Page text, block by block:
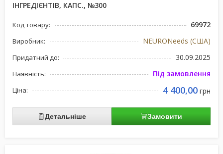
ІНГРЕДІЄНТІВ, КАПС., №300
Код товару: 69972
Виробник: NEURONeeds (США)
Придатний до: 30.09.2025
Наявність: Під замовлення
Ціна: 4 400,00 грн
Детальніше Замовити